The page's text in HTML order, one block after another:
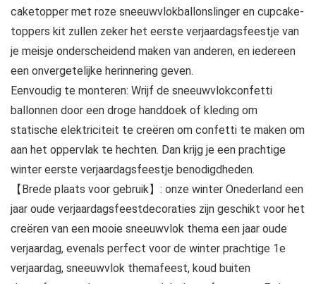
caketopper met roze sneeuwvlokballonslinger en cupcake-
toppers kit zullen zeker het eerste verjaardagsfeestje van
je meisje onderscheidend maken van anderen, en iedereen
een onvergetelijke herinnering geven.
Eenvoudig te monteren: Wrijf de sneeuwvlokconfetti
ballonnen door een droge handdoek of kleding om
statische elektriciteit te creëren om confetti te maken om
aan het oppervlak te hechten. Dan krijg je een prachtige
winter eerste verjaardagsfeestje benodigdheden.
【Brede plaats voor gebruik】: onze winter Onederland een
jaar oude verjaardagsfeestdecoraties zijn geschikt voor het
creëren van een mooie sneeuwvlok thema een jaar oude
verjaardag, evenals perfect voor de winter prachtige 1e
verjaardag, sneeuwvlok themafeest, koud buiten